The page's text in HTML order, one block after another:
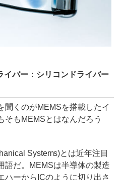
イバー：シリコンドライバー
聞くのがMEMSを搭載したイ
そもMEMSとはなんだろう
Systems)とは近年注目
語だ。MEMSは半導体の製造
ハーからICのように切り出さ